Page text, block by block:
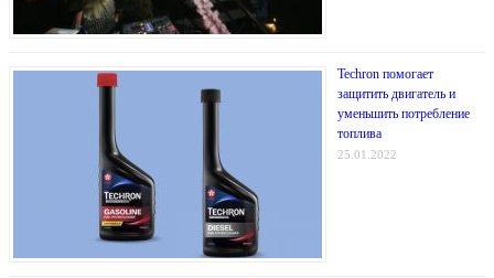
Techron помогает
защитить двигатель и
уменьшить потребление
топлива
25.01.2022